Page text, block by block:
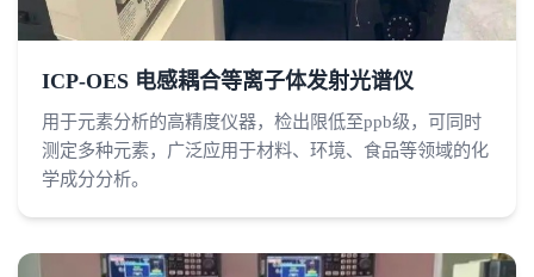
ICP-OES 电感耦合等离子体发射光谱仪
用于元素分析的高精度仪器，检出限低至ppb级，可同时
测定多种元素，广泛应用于材料、环境、食品等领域的化
学成分分析。